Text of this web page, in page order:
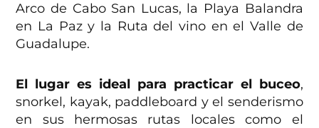
Arco de Cabo San Lucas, la Playa Balandra
en La Paz y la Ruta del vino en el Valle de
Guadalupe.
El lugar es ideal para practicar el buceo,
snorkel, kayak, paddleboard y el senderismo
en sus hermosas rutas locales como el